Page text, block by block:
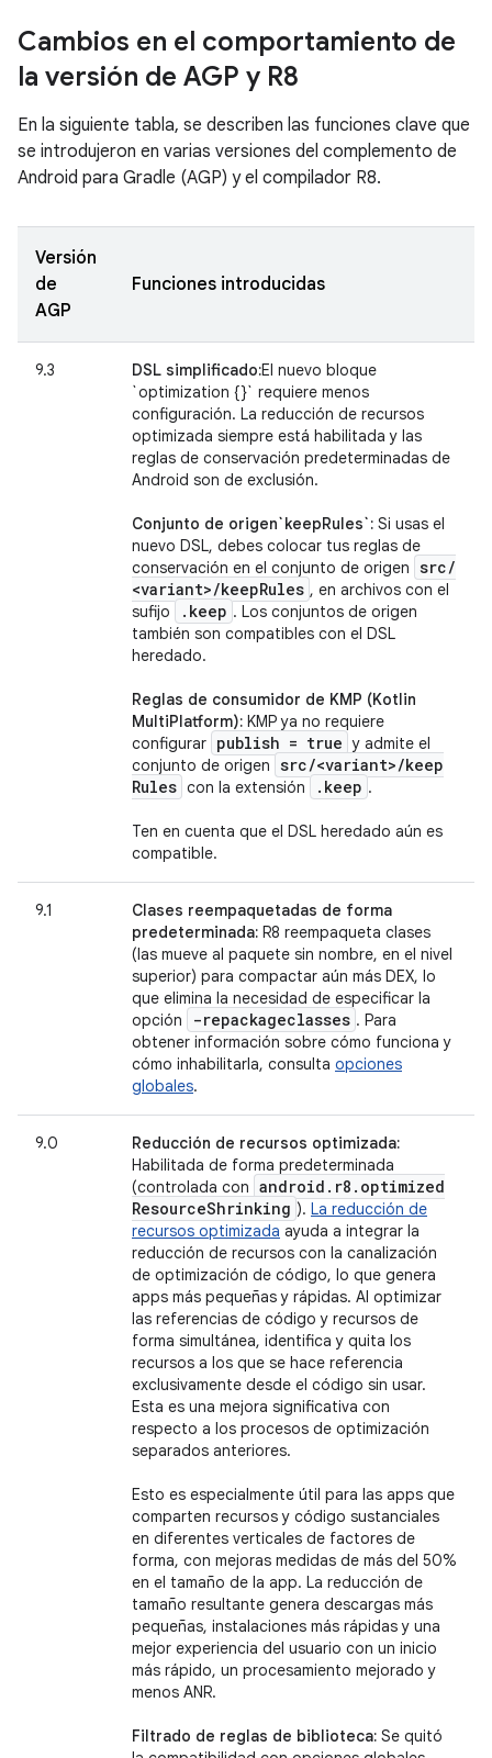
Cambios en el comportamiento de
la versión de AGP y R8
En la siguiente tabla, se describen las funciones clave que
se introdujeron en varias versiones del complemento de
Android para Gradle (AGP) y el compilador R8.
Versión
de
AGP
Funciones introducidas
9.3 DSL simplificado:El nuevo bloque
`optimization {}` requiere menos
configuración. La reducción de recursos
optimizada siempre está habilitada y las
reglas de conservación predeterminadas de
Android son de exclusión.
Conjunto de origen`keepRules`: Si usas el
nuevo DSL, debes colocar tus reglas de
conservación en el conjunto de origen src/
<variant>/keepRules , en archivos con el
sufijo
. keep . Los conjuntos de origen
también son compatibles con el DSL
heredado.
Reglas de consumidor de KMP (Kotlin
MultiPlatform): KMP ya no requiere
configurar publish = true y admite el
conjunto de origen src/<variant>/keep
Rules con la extensión . keep .
Ten en cuenta que el DSL heredado aún es
compatible.
9.1
Clases reempaquetadas de forma
predeterminada: R8 reempaqueta clases
(las mueve al paquete sin nombre, en el nivel
superior) para compactar aún más DEX, lo
que elimina la necesidad de especificar la
opción
-repackageclasses . Para
obtener información sobre cómo funciona y
cómo inhabilitarla, consulta opciones
globales.
9.0
Reducción de recursos optimizada:
Habilitada de forma predeterminada
(controlada con android . r8 . optimized
ResourceShrinking ). La reducción de
recursos optimizada ayuda a integrar la
reducción de recursos con la canalización
de optimización de código, lo que genera
apps más pequeñas y rápidas. Al optimizar
las referencias de código y recursos de
forma simultánea, identifica y quita los
recursos a los que se hace referencia
exclusivamente desde el código sin usar.
Esta es una mejora significativa con
respecto a los procesos de optimización
separados anteriores.
Esto es especialmente útil para las apps que
comparten recursos y código sustanciales
en diferentes verticales de factores de
forma, con mejoras medidas de más del 50%
en el tamaño de la app. La reducción de
tamaño resultante genera descargas más
pequeñas, instalaciones más rápidas y una
mejor experiencia del usuario con un inicio
más rápido, un procesamiento mejorado y
menos ANR.
Filtrado de reglas de biblioteca: Se quitó